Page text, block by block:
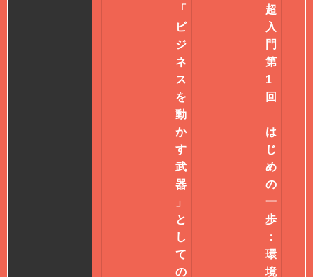
「
ビ
ジ
ネ
ス
を
動
か
す
武
器
」
と
し
て
の
超
入
門
第
1
回
は
じ
め
の
一
歩
：
環
境